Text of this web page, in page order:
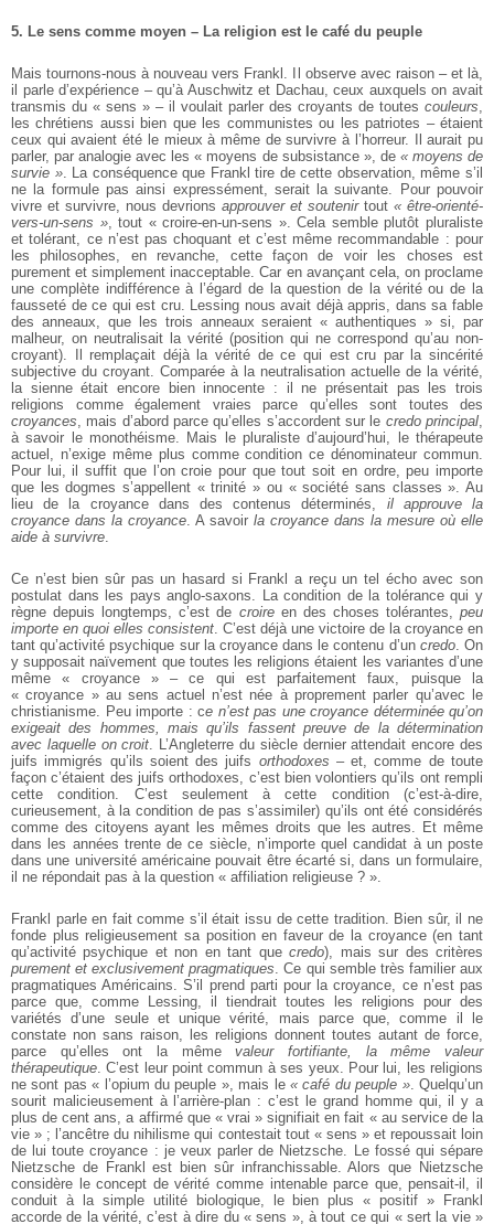
5. Le sens comme moyen – La religion est le café du peuple
Mais tournons-nous à nouveau vers Frankl. Il observe avec raison – et là,
il parle d’expérience – qu’à Auschwitz et Dachau, ceux auxquels on avait
transmis du « sens » – il voulait parler des croyants de toutes couleurs,
les chrétiens aussi bien que les communistes ou les patriotes – étaient
ceux qui avaient été le mieux à même de survivre à l’horreur. Il aurait pu
parler, par analogie avec les « moyens de subsistance », de « moyens de
survie ». La conséquence que Frankl tire de cette observation, même s’il
ne la formule pas ainsi expressément, serait la suivante. Pour pouvoir
vivre et survivre, nous devrions approuver et soutenirtout « être-orienté-
vers-un-sens », tout « croire-en-un-sens ». Cela semble plutôt pluraliste
et tolérant, ce n’est pas choquant et c’est même recommandable : pour
les philosophes, en revanche, cette façon de voir les choses est
purement et simplement inacceptable. Car en avançant cela, on proclame
une complète indifférence à l’égard de la question de la vérité ou de la
fausseté de ce qui est cru. Lessing nous avait déjà appris, dans sa fable
des anneaux, que les trois anneaux seraient « authentiques » si, par
malheur, on neutralisait la vérité (position qui ne correspond qu’au non-
croyant). Il remplaçait déjà la vérité de ce qui est cru par la sincérité
subjective du croyant. Comparée à la neutralisation actuelle de la vérité,
la sienne était encore bien innocente : il ne présentait pas les trois
religions comme également vraies parce qu’elles sont toutes des
croyances, mais d’abord parce qu’elles s’accordent sur le credo principal,
à savoir le monothéisme. Mais le pluraliste d’aujourd’hui, le thérapeute
actuel, n’exige même plus comme condition ce dénominateur commun.
Pour lui, il suffit que l’on croie pour que tout soit en ordre, peu importe
que les dogmes s’appellent « trinité » ou « société sans classes ». Au
lieu de la croyance dans des contenus déterminés, il approuve la
croyance dans la croyance. A savoir la croyance dans la mesure où elle
aide à survivre.
Ce n’est bien sûr pas un hasard si Frankl a reçu un tel écho avec son
postulat dans les pays anglo-saxons. La condition de la tolérance qui y
règne depuis longtemps, c’est de croireen des choses tolérantes, peu
importe en quoi elles consistent. C’est déjà une victoire de la croyance en
tant qu’activité psychique sur la croyance dans le contenu d’un credo. On
y supposait naïvement que toutes les religions étaient les variantes d’une
même « croyance » – ce qui est parfaitement faux, puisque la
« croyance » au sens actuel n’est née à proprement parler qu’avec le
christianisme. Peu importe : ce n’est pas une croyance déterminée qu’on
exigeait des hommes, mais qu’ils fassent preuve de la détermination
avec laquelle on croit. L’Angleterre du siècle dernier attendait encore des
juifs immigrés qu’ils soient des juifs orthodoxes – et, comme de toute
façon c’étaient des juifs orthodoxes, c’est bien volontiers qu’ils ont rempli
cette condition. C’est seulement à cette condition (c’est-à-dire,
curieusement, à la condition de pas s’assimiler) qu’ils ont été considérés
comme des citoyens ayant les mêmes droits que les autres. Et même
dans les années trente de ce siècle, n’importe quel candidat à un poste
dans une université américaine pouvait être écarté si, dans un formulaire,
il ne répondait pas à la question « affiliation religieuse ? ».
Frankl parle en fait comme s’il était issu de cette tradition. Bien sûr, il ne
fonde plus religieusement sa position en faveur de la croyance (en tant
qu’activité psychique et non en tant quecredo), mais sur des critères
purement et exclusivement pragmatiques. Ce qui semble très familier aux
pragmatiques Américains. S’il prend parti pour la croyance, ce n’est pas
parce que, comme Lessing, il tiendrait toutes les religions pour des
variétés d’une seule et unique vérité, mais parce que, comme il le
constate non sans raison, les religions donnent toutes autant de force,
parce qu’elles ont la mêmevaleur fortifiante, la même valeur
thérapeutique. C’est leur point commun à ses yeux. Pour lui, les religions
ne sont pas « l’opium du peuple », mais le « café du peuple ». Quelqu’un
sourit malicieusement à l’arrière-plan : c’est le grand homme qui, il y a
plus de cent ans, a affirmé que « vrai » signifiait en fait « au service de la
vie » ; l’ancêtre du nihilisme qui contestait tout « sens » et repoussait loin
de lui toute croyance : je veux parler de Nietzsche. Le fossé qui sépare
Nietzsche de Frankl est bien sûr infranchissable. Alors que Nietzsche
considère le concept de vérité comme intenable parce que, pensait-il, il
conduit à la simple utilité biologique, le bien plus « positif » Frankl
accorde de la vérité, c’est à dire du « sens », à tout ce qui « sert la vie »